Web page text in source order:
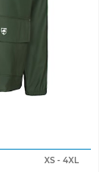
XS - 4XL